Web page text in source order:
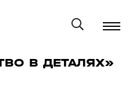
В ДЕТАЛЯХ»